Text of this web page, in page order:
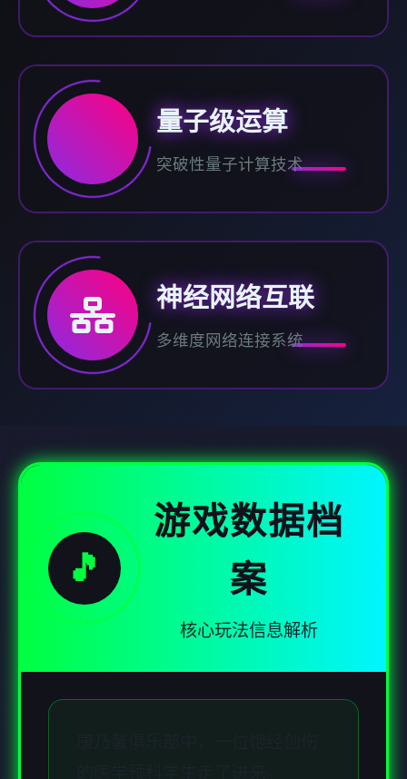
量子级运算
突破性量子计算技术
神经网络互联
多维度网络连接系统
🎵
游戏数据档
案
核心玩法信息解析